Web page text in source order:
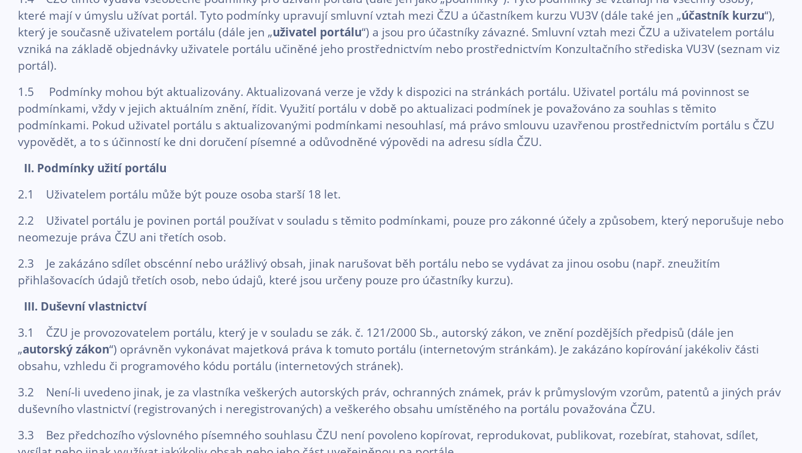
které mají v úmyslu užívat portál. Tyto podmínky upravují smluvní vztah mezi ČZU a účastníkem kurzu VU3V (dále také jen „účastník kurzu“),
který je současně uživatelem portálu (dále jen „uživatel portálu“) a jsou pro účastníky závazné. Smluvní vztah mezi ČZU a uživatelem portálu
vzniká na základě objednávky uživatele portálu učiněné jeho prostřednictvím nebo prostřednictvím Konzultačního střediska VU3V (seznam viz
portál).
1.5 Podmínky mohou být aktualizovány. Aktualizovaná verze je vždy k dispozici na stránkách portálu. Uživatel portálu má povinnost se
podmínkami, vždy v jejich aktuálním znění, řídit. Využití portálu v době po aktualizaci podmínek je považováno za souhlas s těmito
podmínkami. Pokud uživatel portálu s aktualizovanými podmínkami nesouhlasí, má právo smlouvu uzavřenou prostřednictvím portálu s ČZU
vypovědět, a to s účinností ke dni doručení písemné a odůvodněné výpovědi na adresu sídla ČZU.
II. Podmínky užití portálu
2.1 Uživatelem portálu může být pouze osoba starší 18 let.
2.2 Uživatel portálu je povinen portál používat v souladu s těmito podmínkami, pouze pro zákonné účely a způsobem, který neporušuje nebo
neomezuje práva ČZU ani třetích osob.
2.3 Je zakázáno sdílet obscénní nebo urážlivý obsah, jinak narušovat běh portálu nebo se vydávat za jinou osobu (např. zneužitím
přihlašovacích údajů třetích osob, nebo údajů, které jsou určeny pouze pro účastníky kurzu).
III. Duševní vlastnictví
3.1 ČZU je provozovatelem portálu, který je v souladu se zák. č. 121/2000 Sb., autorský zákon, ve znění pozdějších předpisů (dále jen
„autorský zákon“) oprávněn vykonávat majetková práva k tomuto portálu (internetovým stránkám). Je zakázáno kopírování jakékoliv části
obsahu, vzhledu či programového kódu portálu (internetových stránek).
3.2 Není-li uvedeno jinak, je za vlastníka veškerých autorských práv, ochranných známek, práv k průmyslovým vzorům, patentů a jiných práv
duševního vlastnictví (registrovaných i neregistrovaných) a veškerého obsahu umístěného na portálu považována ČZU.
3.3 Bez předchozího výslovného písemného souhlasu ČZU není povoleno kopírovat, reprodukovat, publikovat, rozebírat, stahovat, sdílet,